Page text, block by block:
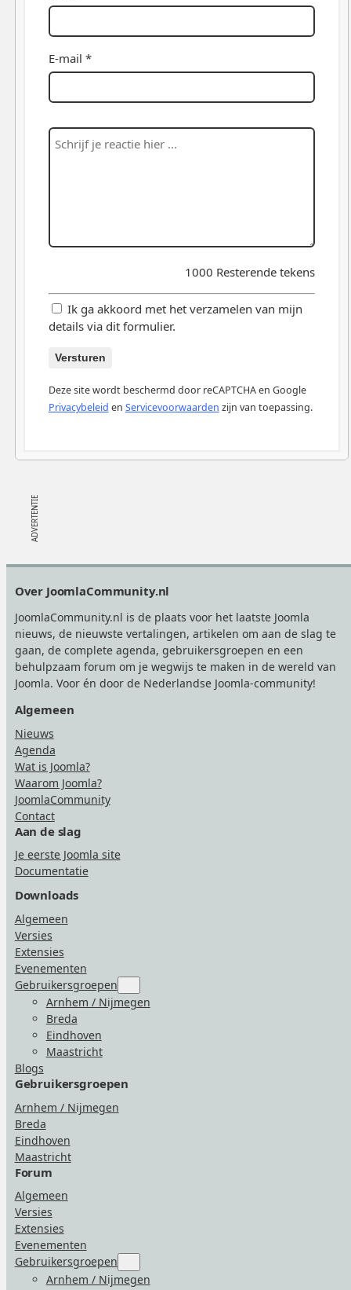
E-mail *
1000 Resterende tekens
Ik ga akkoord met het verzamelen van mijn
details via dit formulier.
Versturen
Deze site wordt beschermd door reCAPTCHA en Google
Privacybeleid en Servicevoorwaarden zijn van toepassing.
Over JoomlaCommunity.nl
JoomlaCommunity.nl is de plaats voor het laatste Joomla
nieuws, de nieuwste vertalingen, artikelen om aan de slag te
gaan, de complete agenda, gebruikersgroepen en een
behulpzaam forum om je wegwijs te maken in de wereld van
Joomla. Voor én door de Nederlandse Joomla-community!
Algemeen
Nieuws
Agenda
Wat is Joomla?
Waarom Joomla?
JoomlaCommunity
Contact
Aan de slag
Je eerste Joomla site
Documentatie
Downloads
Algemeen
Versies
Extensies
Evenementen
Gebruikersgroepen
for
“Gebruikersgroepen”
Arnhem / Nijmegen
Breda
Eindhoven
Maastricht
Blogs
Gebruikersgroepen
Arnhem / Nijmegen
Breda
Eindhoven
Maastricht
Forum
Algemeen
Versies
Extensies
Evenementen
Gebruikersgroepen
for
“Gebruikersgroepen”
Arnhem / Nijmegen